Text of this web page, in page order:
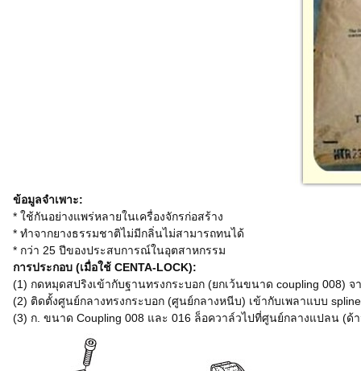
ข้อมูลจำเพาะ:
* ใช้กันอย่างแพร่หลายในเครื่องจักรก่อสร้าง
* ทำจากยางธรรมชาติไม่มีกลิ่นไม่สามารถทนได้
* กว่า 25 ปีของประสบการณ์ในอุตสาหกรรม
การประกอบ (เมื่อใช้ CENTA-LOCK):
(1) กดหมุดสปริงเข้ากับฐานทรงกระบอก (ยกเว้นขนาด coupling 008)
(2) ติดตั้งศูนย์กลางทรงกระบอก (ศูนย์กลางหนีบ) เข้ากับเพลาแบบ
(3) ก. ขนาด Coupling 008 และ 016 ล็อควาล์วไปที่ศูนย์กลางแปลน (